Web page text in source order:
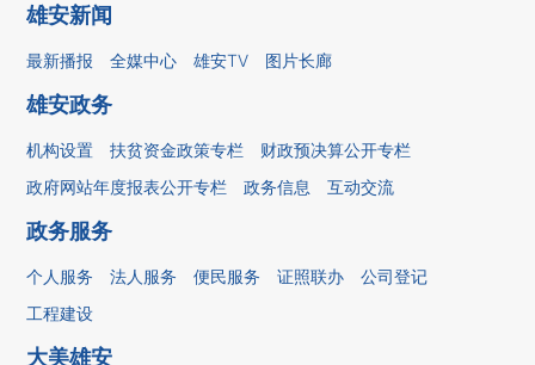
雄安新闻
最新播报 全媒中心 雄安TV 图片长廊
雄安政务
机构设置 扶贫资金政策专栏
财政预决算公开专栏
政府网站年度报表公开专栏
政务信息 互动交流
政务服务
个人服务 法人服务 便民服务 证照联办
公司登记
工程建设
大美雄安